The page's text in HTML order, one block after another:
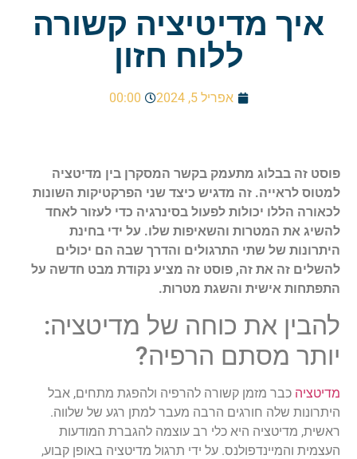
איך מדיטיציה קשורה
ללוח חזון
אפריל 5, 2024 00:00
פוסט זה בבלוג מתעמק בקשר המסקרן בין מדיטציה
למטוס לראייה. זה מדגיש כיצד שני הפרקטיקות השונות
לכאורה הללו יכולות לפעול בסינרגיה כדי לעזור לאחד
להשיג את המטרות והשאיפות שלו. על ידי בחינת
היתרונות של שתי התרגולים והדרך שבה הם יכולים
להשלים זה את זה, פוסט זה מציע נקודת מבט חדשה על
התפתחות אישית והשגת מטרות.
להבין את כוחה של מדיטציה:
יותר מסתם הרפיה?
מדיטציה כבר מזמן קשורה להרפיה ולהפגת מתחים, אבל
היתרונות שלה חורגים הרבה מעבר למתן רגע של שלווה.
ראשית, מדיטציה היא כלי רב עוצמה להגברת המודעות
העצמית והמיינדפולנס. על ידי תרגול מדיטציה באופן קבוע,